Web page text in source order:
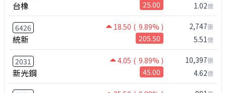
台橡 25.00 1.02億
6426 18.50 ( 9.89% )
統新 205.50
2,747張
5.51億
2031 4.05 ( 9.89% )
新光鋼 45.00
10,397張
4.62億